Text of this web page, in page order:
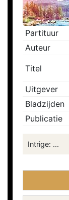
Partituur
Auteur
Titel
Uitgever
Bladzijden
Publicatie
Intrige: ...